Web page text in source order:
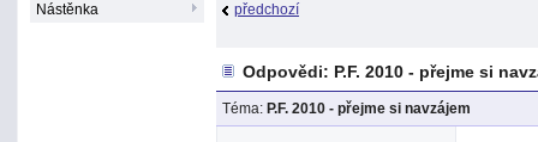
Nástěnka
předchozí
Odpovědi: P.F. 2010 - přejme si
Téma: P.F. 2010 - přejme si navzájem